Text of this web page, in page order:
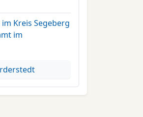
Kreis Segeberg
im